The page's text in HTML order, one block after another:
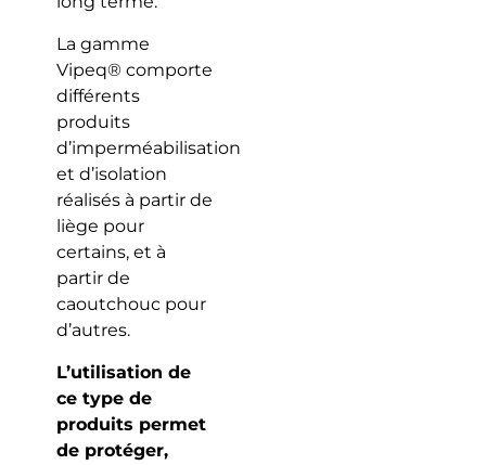
La gamme
Vipeq® comporte
différents
produits
d’imperméabilisation
et d’isolation
réalisés à partir de
liège pour
certains, et à
partir de
caoutchouc pour
d’autres.
L’utilisation de
ce type de
produits permet
de protéger,